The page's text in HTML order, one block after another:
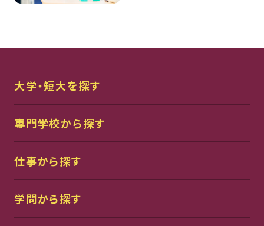
大学・短大を探す
専門学校から探す
仕事から探す
学問から探す